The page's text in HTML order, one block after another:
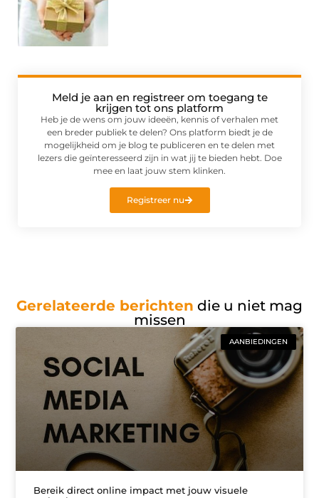
Meld je aan en registreer om toegang te
krijgen tot ons platform
Heb je de wens om jouw ideeën, kennis of verhalen met
een breder publiek te delen? Ons platform biedt je de
mogelijkheid om je blog te publiceren en te delen met
lezers die geïnteresseerd zijn in wat jij te bieden hebt. Doe
mee en laat jouw stem klinken.
Registreer nu
Gerelateerde berichten die u niet mag
missen
AANBIEDINGEN
Bereik direct online impact met jouw visuele